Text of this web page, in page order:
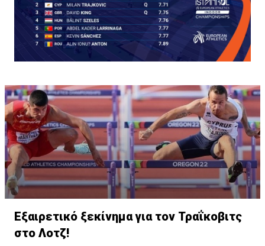
Εξαιρετικό ξεκίνημα για τον Τραΐκοβιτς
στο Λοτζ!